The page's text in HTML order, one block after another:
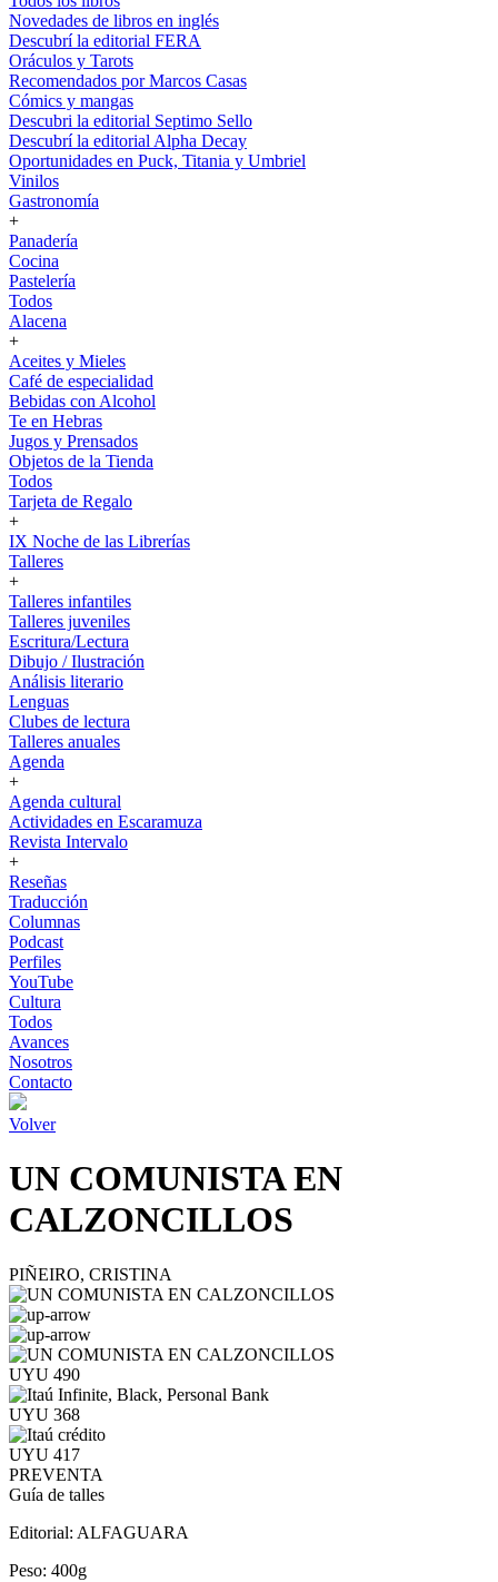
Novedades de libros en inglés
Descubrí la editorial FERA
Oráculos y Tarots
Recomendados por Marcos Casas
Cómics y mangas
Descubri la editorial Septimo Sello
Descubrí la editorial Alpha Decay
Oportunidades en Puck, Titania y Umbriel
Vinilos
Gastronomía
+
Panadería
Cocina
Pastelería
Todos
Alacena
+
Aceites y Mieles
Café de especialidad
Bebidas con Alcohol
Te en Hebras
Jugos y Prensados
Objetos de la Tienda
Todos
Tarjeta de Regalo
+
IX Noche de las Librerías
Talleres
+
Talleres infantiles
Talleres juveniles
Escritura/Lectura
Dibujo / Ilustración
Análisis literario
Lenguas
Clubes de lectura
Talleres anuales
Agenda
+
Agenda cultural
Actividades en Escaramuza
Revista Intervalo
+
Reseñas
Traducción
Columnas
Podcast
Perfiles
YouTube
Cultura
Todos
Avances
Nosotros
Contacto
Volver
UN COMUNISTA EN
CALZONCILLOS
PIÑEIRO, CRISTINA
UYU 490
UYU 368
UYU 417
PREVENTA
Guía de talles
Editorial: ALFAGUARA
Peso: 400g